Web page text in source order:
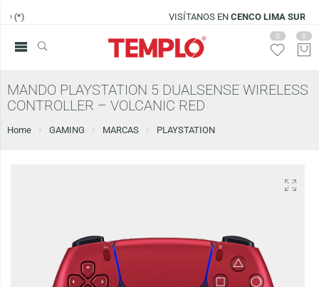
CENCO LIMA SUR
0 0
MANDO PLAYSTATION 5 DUALSENSE WIRELESS
CONTROLLER – VOLCANIC RED
Home GAMING MARCAS PLAYSTATION